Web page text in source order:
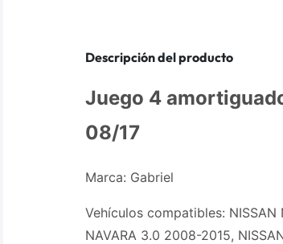
Descripción del producto
Juego 4
08/17
Marca: Gabriel
Vehículos compatibles: NISSAN
NAVARA 3.0 2008-2015,